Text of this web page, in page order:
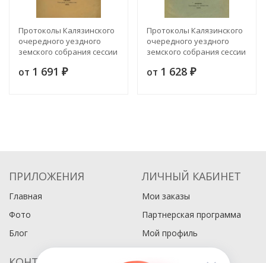
Протоколы Калязинского
очередного уездного
земского собрания сессии
от 1 691 ₽
Протоколы Калязинского
очередного уездного
земского собрания сессии
чрезвычайного собрания
от 1 628 ₽
ПРИЛОЖЕНИЯ
Главная
Фото
Блог
ЛИЧНЫЙ КАБИНЕТ
Мои заказы
Партнерская программа
Мой профиль